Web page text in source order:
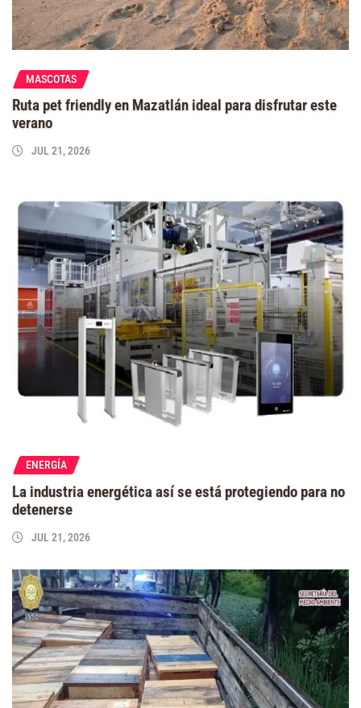
MASCOTAS
Ruta pet friendly en Mazatlán ideal para disfrutar este
verano
JUL 21, 2026
ENERGÍA
La industria energética así se está protegiendo para no
detenerse
JUL 21, 2026